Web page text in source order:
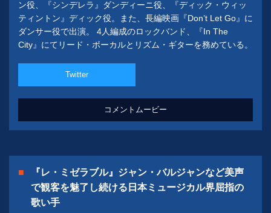
ン役、『シンデレラ』ダンディーニ役、『ディック・ウィッ
ティントン』ディック役。また、長編映画『Don’t Let Go』に
ダンサー役で出演。 4人編成のロックバンド、『In The
City』にてリード・ボーカルとリズム・ギターを務めている。
Twitter
コメントムービー
『レ・ミゼラブル』ジャン・バルジャンなど美声
で観客を魅了し続ける 日本ミュージカル界屈指の
歌い手